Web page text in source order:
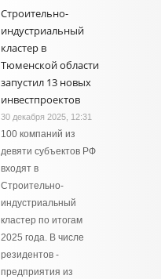
Строительно-
индустриальный
кластер в
Тюменской области
запустил 13 новых
инвестпроектов
30 декабря 2025, 12:31
100 компаний из
девяти субъектов РФ
входят в
Строительно-
индустриальный
кластер по итогам
2025 года. В числе
резидентов -
предприятия из